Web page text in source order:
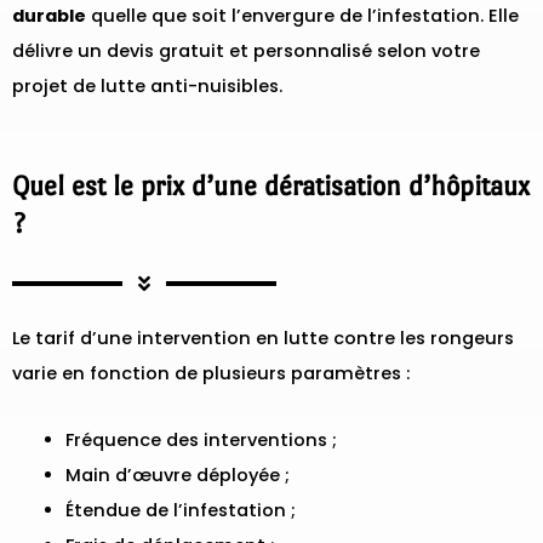
durable quelle que soit l’envergure de l’infestation. Elle
délivre un devis gratuit et personnalisé selon votre
projet de lutte anti-nuisibles.
Quel est le prix d’une dératisation d’hôpitaux
?
Le tarif d’une intervention en lutte contre les rongeurs
varie en fonction de plusieurs paramètres :
Fréquence des interventions ;
Main d’œuvre déployée ;
Étendue de l’infestation ;